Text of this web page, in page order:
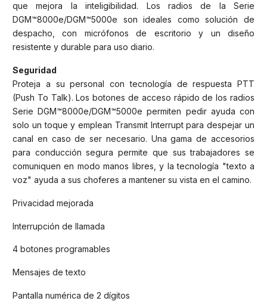
que mejora la inteligibilidad. Los radios de la Serie
DGM™8000e/DGM™5000e son ideales como solución de
despacho, con micrófonos de escritorio y un diseño
resistente y durable para uso diario.
Seguridad
Proteja a su personal con tecnología de respuesta PTT
(Push To Talk). Los botones de acceso rápido de los radios
Serie DGM™8000e/DGM™5000e permiten pedir ayuda con
solo un toque y emplean Transmit Interrupt para despejar un
canal en caso de ser necesario. Una gama de accesorios
para conducción segura permite que sus trabajadores se
comuniquen en modo manos libres, y la tecnología "texto a
voz" ayuda a sus choferes a mantener su vista en el camino.
Privacidad mejorada
Interrupción de llamada
4 botones programables
Mensajes de texto
Pantalla numérica de 2 dígitos